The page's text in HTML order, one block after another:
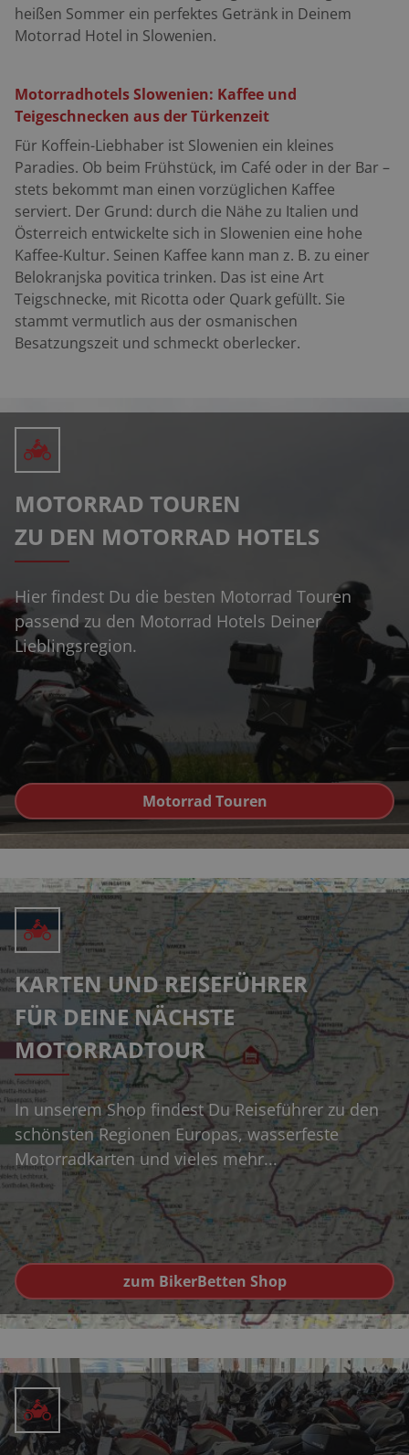
heißen Sommer ein perfektes Getränk in Deinem
Motorrad Hotel in Slowenien.
Motorradhotels Slowenien: Kaffee und
Teigeschnecken aus der Türkenzeit
Für Koffein-Liebhaber ist Slowenien ein kleines
Paradies. Ob beim Frühstück, im Café oder in der Bar –
stets bekommt man einen vorzüglichen Kaffee
serviert. Der Grund: durch die Nähe zu Italien und
Österreich entwickelte sich in Slowenien eine hohe
Kaffee-Kultur. Seinen Kaffee kann man z. B. zu einer
Belokranjska povitica trinken. Das ist eine Art
Teigschnecke, mit Ricotta oder Quark gefüllt. Sie
stammt vermutlich aus der osmanischen
Besatzungszeit und schmeckt oberlecker.
MOTORRAD TOUREN
ZU DEN MOTORRAD HOTELS
Hier findest Du die besten Motorrad Touren
passend zu den Motorrad Hotels Deiner
Lieblingsregion.
Motorrad Touren
KARTEN UND REISEFÜHRER
FÜR DEINE NÄCHSTE
MOTORRADTOUR
In unserem Shop findest Du Reiseführer zu den
schönsten Regionen Europas, wasserfeste
Motorradkarten und vieles mehr...
zum BikerBetten Shop